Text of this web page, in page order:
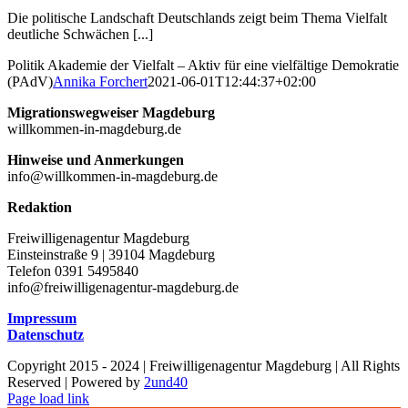
Die politische Landschaft Deutschlands zeigt beim Thema Vielfalt
deutliche Schwächen [...]
Politik Akademie der Vielfalt – Aktiv für eine vielfältige Demokratie
(PAdV)Annika Forchert2021-06-01T12:44:37+02:00
Migrationswegweiser Magdeburg
willkommen-in-magdeburg.de
Hinweise und Anmerkungen
info@willkommen-in-magdeburg.de
Redaktion
Freiwilligenagentur Magdeburg
Einsteinstraße 9 | 39104 Magdeburg
Telefon 0391 5495840
info@freiwilligenagentur-magdeburg.de
Impressum
Datenschutz
Copyright 2015 - 2024 | Freiwilligenagentur Magdeburg | All Rights
Reserved | Powered by 2und40
Facebook
Instagram
YouTube
Page load link